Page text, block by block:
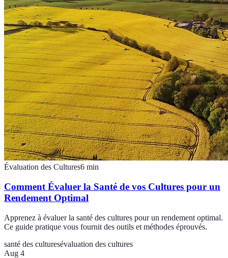
Évaluation des Cultures6 min
Comment Évaluer la Santé de vos Cultures pour un
Rendement Optimal
Apprenez à évaluer la santé des cultures pour un rendement optimal.
Ce guide pratique vous fournit des outils et méthodes éprouvés.
santé des culturesévaluation des cultures
Aug 4